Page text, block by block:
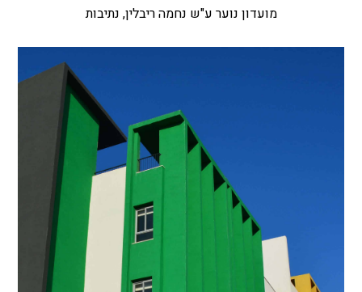
מועדון נוער ע"ש נחמה ריבלין, נתיבות